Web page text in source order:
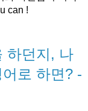
can !
하던지, 나
로 하면? -